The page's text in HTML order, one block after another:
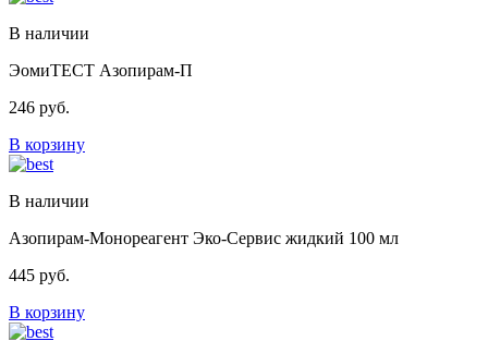
В наличии
ЭомиТЕСТ Азопирам-П
246 руб.
В корзину
В наличии
Азопирам-Монореагент Эко-Сервис жидкий 100 мл
445 руб.
В корзину